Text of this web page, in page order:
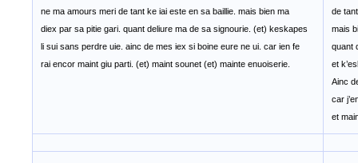
ne ma amours meri de tant ke iai este en sa baillie. mais bien ma
diex par sa pitie gari. quant deliure ma de sa signourie. (et) keskapes
li sui sans perdre uie. ainc de mes iex si boine eure ne ui. car ien fe
rai encor maint giu parti. (et) maint sounet (et) mainte enuoiserie.
de
mais
quant
et
Ainc
car
et